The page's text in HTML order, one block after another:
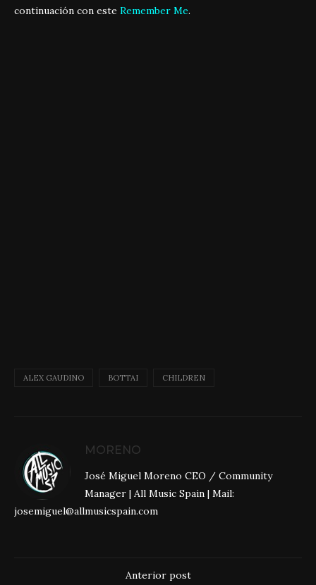
continuación con este Remember Me.
ALEX GAUDINO BOTTAI CHILDREN
MORENO
José Miguel Moreno CEO / Community
Manager | All Music Spain | Mail:
josemiguel@allmusicspain.com
Anterior post